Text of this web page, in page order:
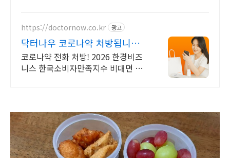
https://doctornow.co.kr 광고
닥터나우 코로나약 처방됩니다
365일 24시간 진료가능
코로나약 전화 처방! 2026 한경비즈
니스 한국소비자만족지수 비대면 진